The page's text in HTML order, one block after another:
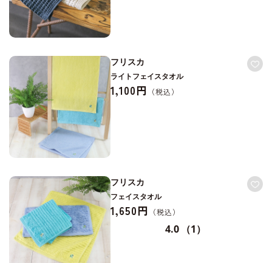
フリスカ
ライトフェイスタオル
1,100円
フリスカ
フェイスタオル
1,650円
4.0 （1）